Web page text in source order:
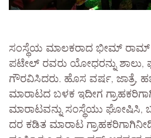
ಸಂಸ್ಥೆಯ ಮಾಲಕರಾದ ಭೀಮ್ ರಾಮ್
ಪಟೇಲ್ ರವರು ಯೋಧರನ್ನು ಶಾಲು,
ಗೌರವಿಸಿದರು. ಹೊಸ ವರ್ಷ, ಜಾತ್ರೆ,
ಮಾರಾಟದ ಬಳಕ ಇದೀಗ
ಮಾರಾಟವನ್ನು ಸಂಸ್ಥೆಯು ಘೋಷಿಸಿ,
ದರ ಕಡಿತ ಮಾರಾಟ